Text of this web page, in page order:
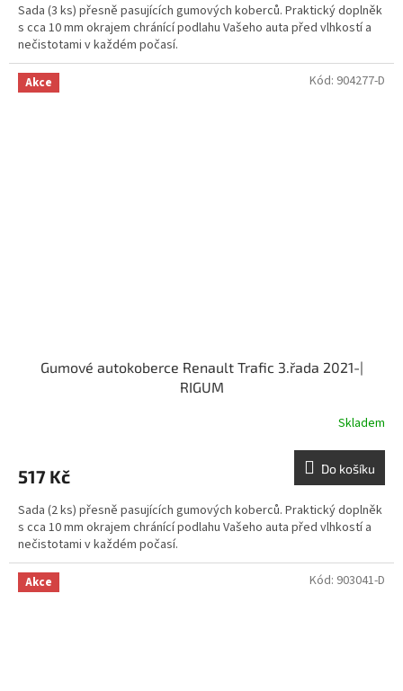
Sada (3 ks) přesně pasujících gumových koberců. Praktický doplněk
s cca 10 mm okrajem chránící podlahu Vašeho auta před vlhkostí a
nečistotami v každém počasí.
Akce
Gumové autokoberce Renault Trafic 3.řada 2021-|
RIGUM
Skladem
517 Kč Do košíku
Sada (2 ks) přesně pasujících gumových koberců. Praktický doplněk
s cca 10 mm okrajem chránící podlahu Vašeho auta před vlhkostí a
nečistotami v každém počasí.
Kód: 904277-D
Akce Kód: 903041-D